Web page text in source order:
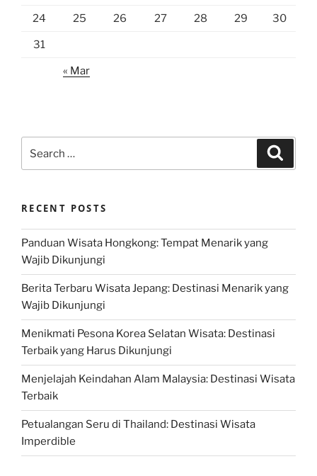
24 25 26 27 28 29 30
31
« Mar
for:
RECENT POSTS
Panduan Wisata Hongkong: Tempat Menarik yang
Wajib Dikunjungi
Berita Terbaru Wisata Jepang: Destinasi Menarik yang
Wajib Dikunjungi
Menikmati Pesona Korea Selatan Wisata: Destinasi
Terbaik yang Harus Dikunjungi
Menjelajah Keindahan Alam Malaysia: Destinasi Wisata
Terbaik
Petualangan Seru di Thailand: Destinasi Wisata
Imperdible